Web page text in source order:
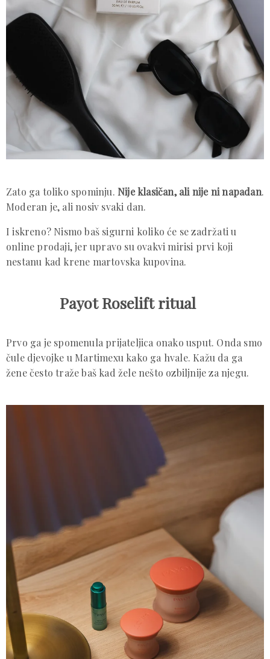
Zato ga toliko spominju. Nije klasičan, ali nije ni napadan.
Moderan je, ali nosiv svaki dan.
I iskreno? Nismo baš sigurni koliko će se zadržati u
online prodaji, jer upravo su ovakvi mirisi prvi koji
nestanu kad krene martovska kupovina.
Payot Roselift ritual
Prvo ga je spomenula prijateljica onako usput. Onda smo
čule djevojke u Martimexu kako ga hvale. Kažu da ga
žene često traže baš kad žele nešto ozbiljnije za njegu.